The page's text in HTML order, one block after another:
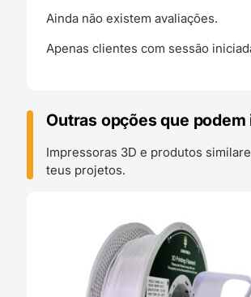
Ainda não existem avaliações.
Apenas clientes com sessão
Outras opções que
Impressoras 3D e produtos
teus projetos.